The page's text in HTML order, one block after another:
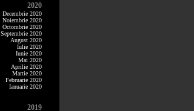
2020
Decembrie 2020
Noiembrie 2020
Octombrie 2020
Septembrie 2020
August 2020
Iulie 2020
Iunie 2020
Mai 2020
Aprilie 2020
Martie 2020
Februarie 2020
Ianuarie 2020
2019